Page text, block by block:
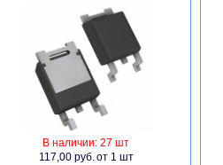
В наличии: 27 шт
117,00 руб.от 1 шт